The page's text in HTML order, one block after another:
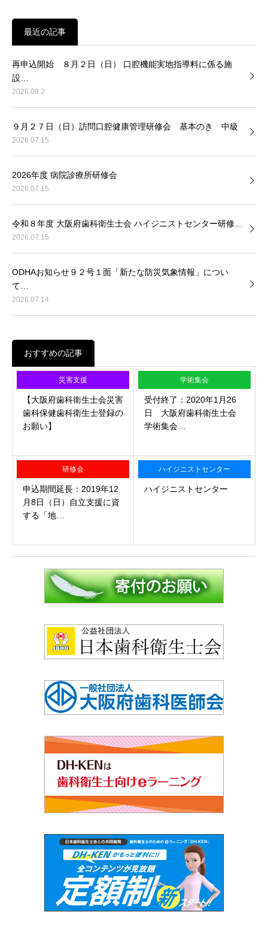
最近の記事
再申込開始 ８月２日（日） 口腔機能実地指導料に係る施
設…
2026.08.2
９月２７日（日）訪問口腔健康管理研修会 基本のき 中級
2026.07.15
2026年度 病院診療所研修会
2026.07.15
令和８年度 大阪府歯科衛生士会 ハイジニストセンター研修…
2026.07.15
ODHAお知らせ９２号１面「新たな防災気象情報」につい
て…
2026.07.14
おすすめの記事
災害支援
【大阪府歯科衛生士会災害
歯科保健歯科衛生士登録の
お願い】
学術集会
受付終了：2020年1月26
日 大阪府歯科衛生士会
学術集会…
研修会
申込期間延長：2019年12
月8日（日）自立支援に資
する「地…
ハイジニストセンター
ハイジニストセンター